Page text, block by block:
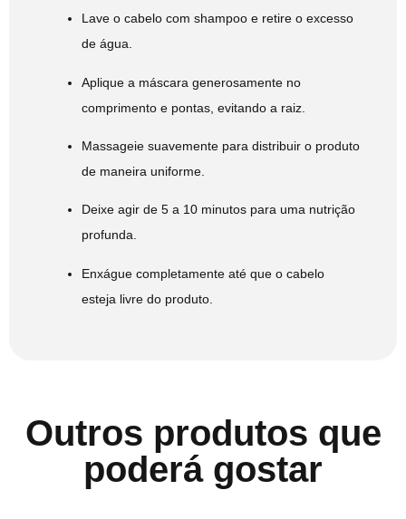
Lave o cabelo com shampoo e retire o excesso
de água.
Aplique a máscara generosamente no
comprimento e pontas, evitando a raiz.
Massageie suavemente para distribuir o produto
de maneira uniforme.
Deixe agir de 5 a 10 minutos para uma nutrição
profunda.
Enxágue completamente até que o cabelo
esteja livre do produto.
Outros produtos que
poderá gostar